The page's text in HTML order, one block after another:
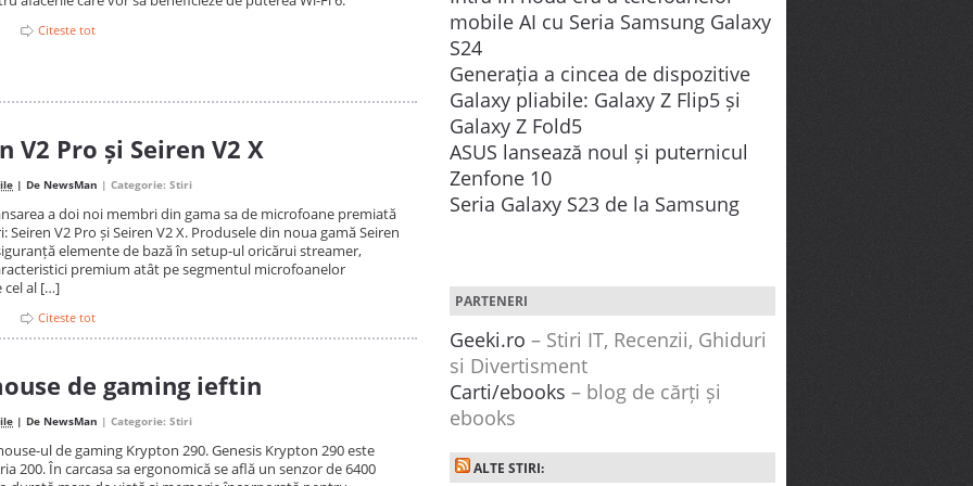
Electronics
astăzi
experiențe
Galaxy
Galaxy Z Flip5 și
Ultima generație a
telefoanelor pliabile
oferă experiențe...
Zenfone 10. Cea mai
recentă generație a
acestui smartphone
iconic cu ecran de
5,9 inchi redefinește
așteptările privind
telefoanele...
aduce o experiență
desăvârșită,
concepută pentru
astăzi și viitor. Cea
mai avansată
cameră,
performanța fără...
Citeste tot
V2 Pro și Seiren V2 X
| De NewsMan | Categorie: Stiri
a doi noi membri din gama sa de microfoane premiată
V2 Pro și Seiren V2 X. Produsele din noua gamă Seiren
elemente de bază în setup-ul oricărui streamer,
premium atât pe segmentul microfoanelor
cel al […]
Citeste tot
de gaming ieftin
| De NewsMan | Categorie: Stiri
ul de gaming Krypton 290. Genesis Krypton 290 este
200. În carcasa sa ergonomică se află un senzor de 6400
mobile AI cu Seria Samsung Galaxy
S24
Generația a cincea de dispozitive
Galaxy pliabile: Galaxy Z Flip5 și
Galaxy Z Fold5
ASUS lansează noul și puternicul
Zenfone 10
Seria Galaxy S23 de la Samsung
PARTENERI
Geeki.ro – Stiri IT, Recenzii, Ghiduri
si Divertisment
Carti/ebooks – blog de cărți și
ebooks
ALTE STIRI: